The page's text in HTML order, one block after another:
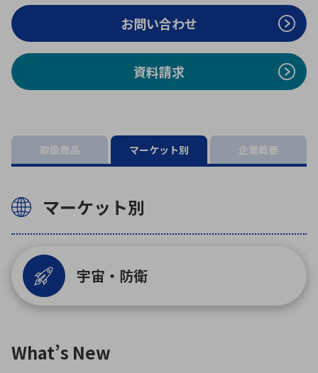
データセンタ・クラウド
ミリ波レーダー
接着・接合
製品製造・加工
半導体・電子部品小ロット
医療機器
N O
Q
R S
T
検索
お問い合わせ
資料請求
取扱商品 マーケット別 企業概要
マーケット別
宇宙・防衛
What’s New